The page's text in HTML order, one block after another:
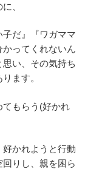
、
だ』『ワガママ
ってくれないん
い、その気持ち
ます。
てもらう(好かれ
かれようと行動
りし、親を困ら